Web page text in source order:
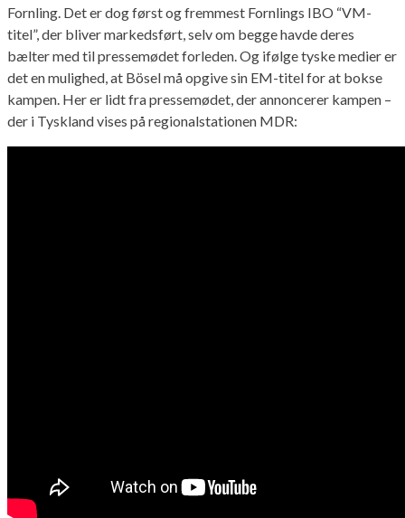
Fornling. Det er dog først og fremmest Fornlings IBO “VM-
titel”, der bliver markedsført, selv om begge havde deres
bælter med til pressemødet forleden. Og ifølge tyske medier er
det en mulighed, at Bösel må opgive sin EM-titel for at bokse
kampen. Her er lidt fra pressemødet, der annoncerer kampen –
der i Tyskland vises på regionalstationen MDR: